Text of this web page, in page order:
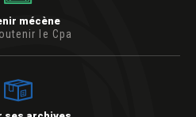
mécène
le Cpa